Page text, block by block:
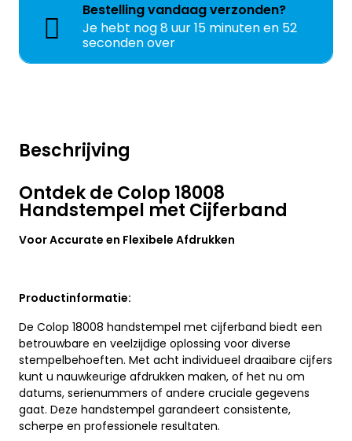
Beschrijving
Ontdek de Colop 18008
Handstempel met Cijferband
Voor Accurate en Flexibele Afdrukken
Productinformatie:
De Colop 18008 handstempel met cijferband biedt een
betrouwbare en veelzijdige oplossing voor diverse
stempelbehoeften. Met acht individueel draaibare cijfers
kunt u nauwkeurige afdrukken maken, of het nu om
datums, serienummers of andere cruciale gegevens
gaat. Deze handstempel garandeert consistente,
scherpe en professionele resultaten.
Bestellingvandaagverzonden?
Je hebt nog8 uur 15 minuten en 52
seconden over